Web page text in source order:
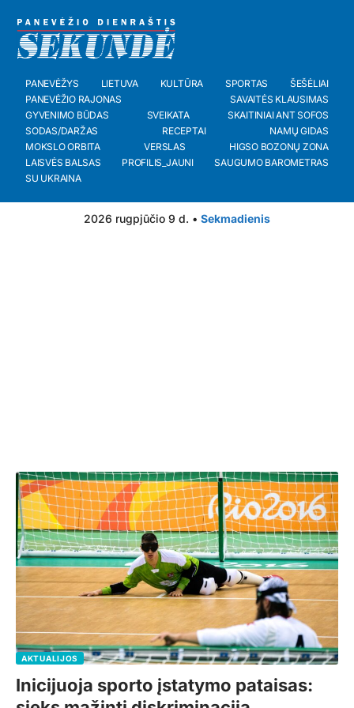
PANEVĖŽYS LIETUVA KULTŪRA SPORTAS
ŠEŠĖLIAI
PANEVĖŽIO RAJONAS
SAVAITĖS KLAUSIMAS
GYVENIMO BŪDAS
SVEIKATA
SKAITINIAI ANT SOFOS
SODAS/DARŽAS
RECEPTAI
NAMŲ GIDAS
MOKSLO ORBITA
VERSLAS
HIGSO BOZONŲ ZONA
LAISVĖS BALSAS
PROFILIS_JAUNI
SAUGUMO BAROMETRAS
SU UKRAINA
2026 rugpjūčio 9 d. • Sekmadienis
AKTUALIJOS
Inicijuoja sporto įstatymo pataisas: